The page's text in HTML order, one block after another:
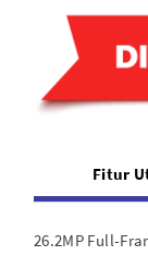
Fitur
26.2MP Full-